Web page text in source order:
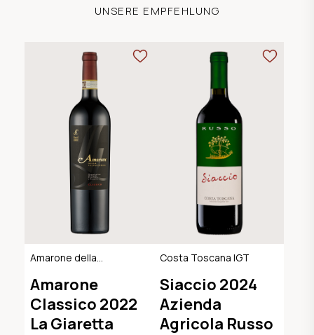
UNSERE EMPFEHLUNG
Amarone della
Classico DOCG
Amarone
Classico 2022
La Giaretta
Costa Toscana IGT
Siaccio 2024
Azienda
Agricola Russo